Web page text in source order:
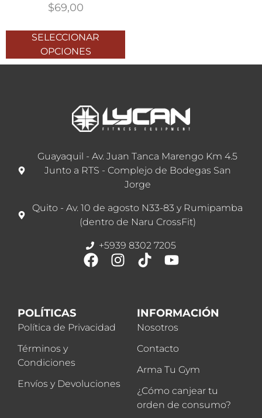
$69,00
SELECCIONAR
OPCIONES
Guayaquil - Av. Juan Tanca Marengo Km 4.5
Junto a RTS - Complejo de Bodegas San
Jorge
Quito - Av. 10 de agosto N33-83 y Rumipamba
(dentro de Naru CrossFit)
+5939 8302 7205
POLÍTICAS
Política de Privacidad
Términos y
Condiciones
Envíos y Devoluciones
INFORMACIÓN
Nosotros
Contacto
Arma Tu Gym
¿Cómo canjear tu
orden de consumo?